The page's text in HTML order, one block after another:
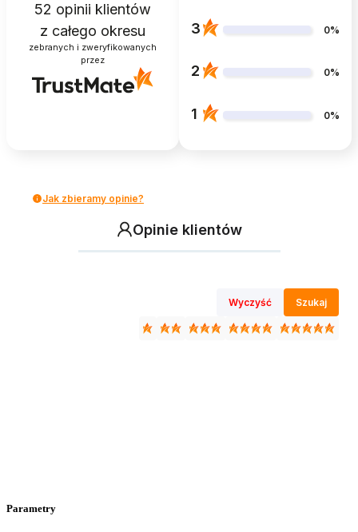
52 opinii klientów
z całego okresu
zebranych i zweryfikowanych
przez
3 0%
2 0%
1 0%
Jak zbieramy opinie?
Opinie klientów
Wyczyść Szukaj
Parametry